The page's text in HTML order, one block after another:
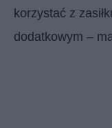
korzystać z
dodatkowym –